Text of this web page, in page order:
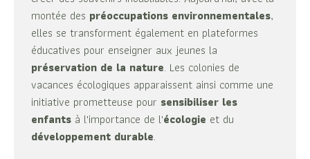
montée des préoccupations environnementales,
elles se transforment également en plateformes
éducatives pour enseigner aux jeunes la
préservation de la nature. Les colonies de
vacances écologiques apparaissent ainsi comme une
initiative prometteuse pour sensibiliser les
enfants à l'importance de l'écologie et du
développement durable.